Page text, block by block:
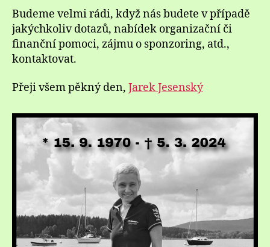
Budeme velmi rádi, když nás budete v případě
jakýchkoliv dotazů, nabídek organizační či
finanční pomoci, zájmu o sponzoring, atd.,
kontaktovat.
Přeji všem pěkný den, Jarek Jesenský